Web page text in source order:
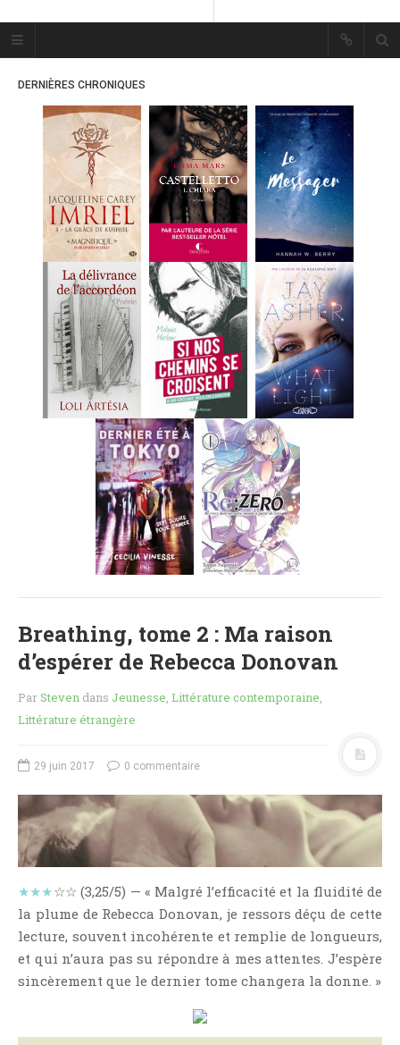
Plume Bleue
« Les mots sont les passants
« Les mots sont les passants
mystérieux de l’âme. »
ACCUEIL
LES PLUMES
MES FUTURES
LECTURES
MES CRITIQUES
MES ARTICLES
MARION
MES FUTURES
LECTURES
MES CRITIQUES
MES ARTICLES
MES FUTURES
LECTURES
MES CRITIQUES
STEVEN
MES FUTURES
MES CRITIQUES
MES ARTICLES
NOS VIDÉOS
RENDEZ-VOUS LIVRESQUES
SWAPS & CHALLENGES
LES TAGS
QUI SOMMES-NOUS ?
CONCOURS
LIENS
DERNIÈRES CHRONIQUES
Breathing, tome 2 : Ma raison
d’espérer de Rebecca Donovan
ParSteven dans Jeunesse, Littérature contemporaine,
Littérature étrangère
29 juin 2017 0 commentaire
★★★☆☆ (3,25/5) — « Malgré l’efficacité et la fluidité de
la plume de Rebecca Donovan, je ressors déçu de cette
lecture, souvent incohérente et remplie de longueurs,
et qui n’aura pas su répondre à mes attentes. J’espère
sincèrement que le dernier tome changera la donne. »